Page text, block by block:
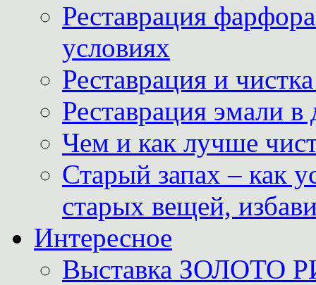
Реставрация
условиях
Реставрация и
Реставрация эмали
Чем и как лучше
Старый запах – как
старых вещей,
Интересное
Выставка ЗОЛОТО